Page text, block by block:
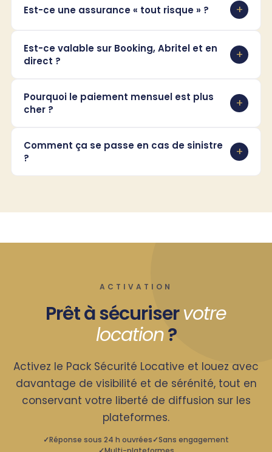
Est-ce une assurance « tout risque » ?
Est-ce valable sur Booking, Abritel et en
direct ?
Pourquoi le paiement mensuel est plus
cher ?
Comment ça se passe en cas de sinistre
?
ACTIVATION
Prêt à sécuriservotre
location?
Activez le Pack Sécurité Locative et louez avec
davantage de visibilité et de sérénité, tout en
conservant votre liberté de diffusion sur les
plateformes.
Réponse sous 24 h ouvrées
Sans engagement